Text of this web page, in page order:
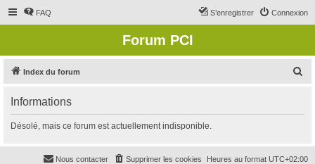
FAQ Connexion
S’enregistrer
Forum PCI
Index du forum
r
Informations
Désolé, mais ce forum est actuellement indisponible.
Heures au format UTC+02:00
Supprimer les cookies
Nous contacter